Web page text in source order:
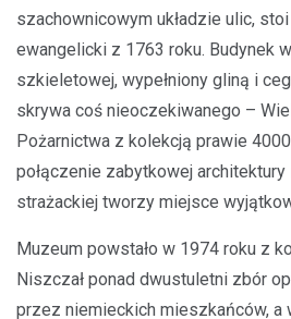
szachownicowym układzie ulic,
ewangelicki z 1763 roku. Budynek
szkieletowej, wypełniony gliną i
skrywa coś nieoczekiwanego –
Pożarnictwa z kolekcją prawie
połączenie zabytkowej
strażackiej tworzy miejsce
Muzeum powstało w 1974 roku z
Niszczał ponad dwustuletni zbór
przez niemieckich mieszkańców, a